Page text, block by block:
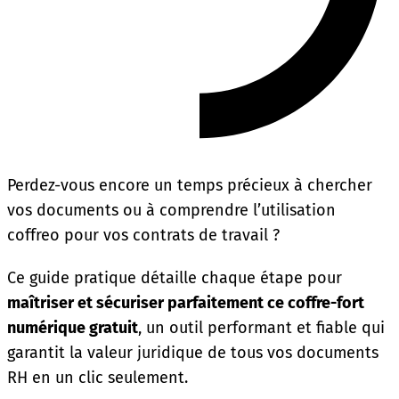
Perdez-vous encore un temps précieux à chercher
vos documents ou à comprendre l’utilisation
coffreo pour vos contrats de travail ?
Ce guide pratique détaille chaque étape pour
maîtriser et sécuriser parfaitement ce coffre-fort
numérique gratuit, un outil performant et fiable qui
garantit la valeur juridique de tous vos documents
RH en un clic seulement.